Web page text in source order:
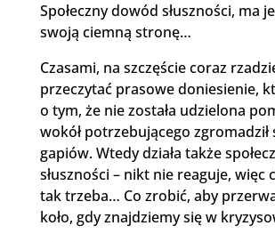
Społeczny dowód słuszności, ma
swoją ciemną stronę…
Czasami, na szczęście coraz
przeczytać prasowe doniesienie,
o tym, że nie została udzielona
wokół potrzebującego zgromadził
gapiów. Wtedy działa także
słuszności – nikt nie reaguje, więc
tak trzeba… Co zrobić, aby
koło, gdy znajdziemy się w